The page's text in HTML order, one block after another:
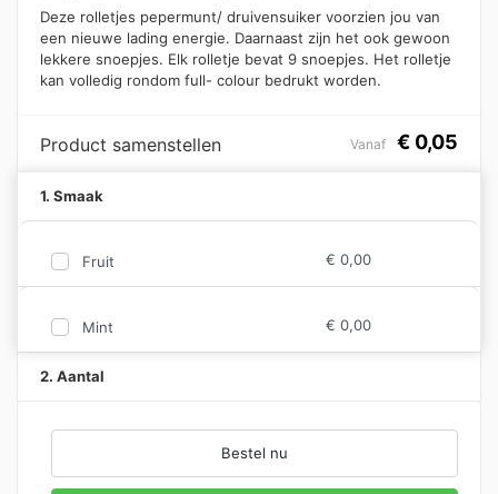
Deze rolletjes pepermunt/ druivensuiker voorzien jou van
een nieuwe lading energie. Daarnaast zijn het ook gewoon
lekkere snoepjes. Elk rolletje bevat 9 snoepjes. Het rolletje
kan volledig rondom full- colour bedrukt worden.
Product samenstellen Vanaf € 0,05
1. Smaak
Fruit € 0,00
Mint € 0,00
2. Aantal
Bestel nu